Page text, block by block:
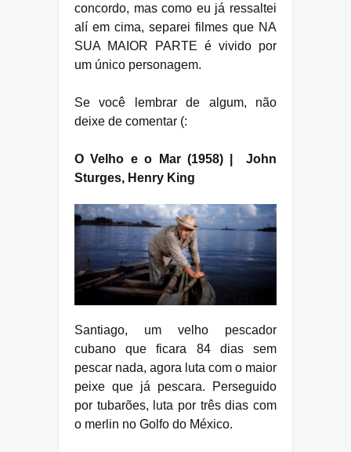
concordo, mas como eu já ressaltei
alí em cima, separei filmes que NA
SUA MAIOR PARTE é vivido por
um único personagem.
Se você lembrar de algum, não
deixe de comentar (:
O Velho e o Mar (1958) | John
Sturges, Henry King
Santiago, um velho pescador
cubano que ficara 84 dias sem
pescar nada, agora luta com o maior
peixe que já pescara. Perseguido
por tubarões, luta por três dias com
o merlin no Golfo do México.